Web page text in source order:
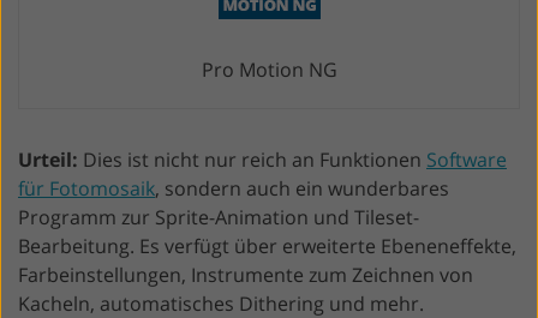
Pro Motion NG
Urteil: Dies ist nicht nur reich an Funktionen Software
für Fotomosaik, sondern auch ein wunderbares
Programm zur Sprite-Animation und Tileset-
Bearbeitung. Es verfügt über erweiterte Ebeneneffekte,
Farbeinstellungen, Instrumente zum Zeichnen von
Kacheln, automatisches Dithering und mehr.